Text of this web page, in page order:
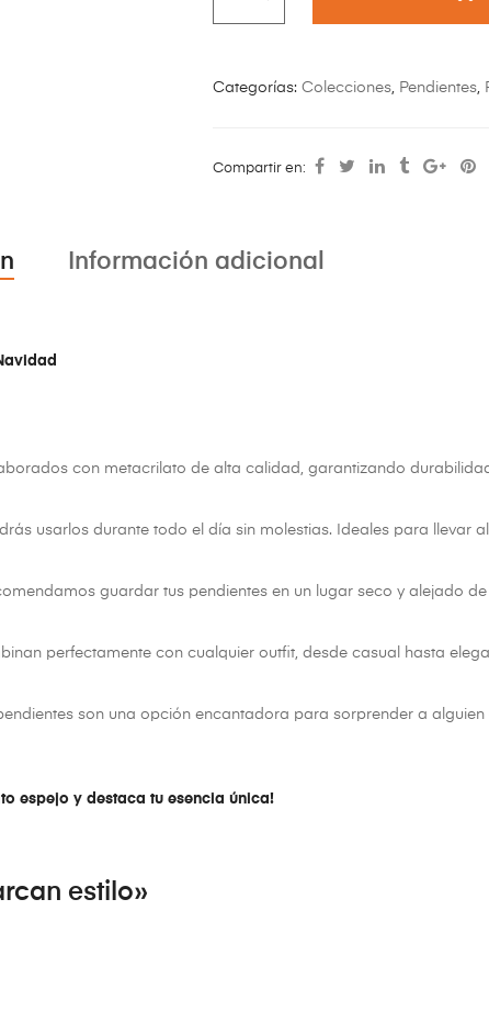
Categorías:Colecciones Pendientes
Compartir en:
Información adicional
con metacrilato de alta calidad, garantizando
usarlos durante todo el día sin molestias. Ideales para llevar
guardar tus pendientes en un lugar seco y alejado
perfectamente con cualquier outfit, desde casual hasta
son una opción encantadora para sorprender a alguien
espejo y destaca tu esencia única!
estilo»